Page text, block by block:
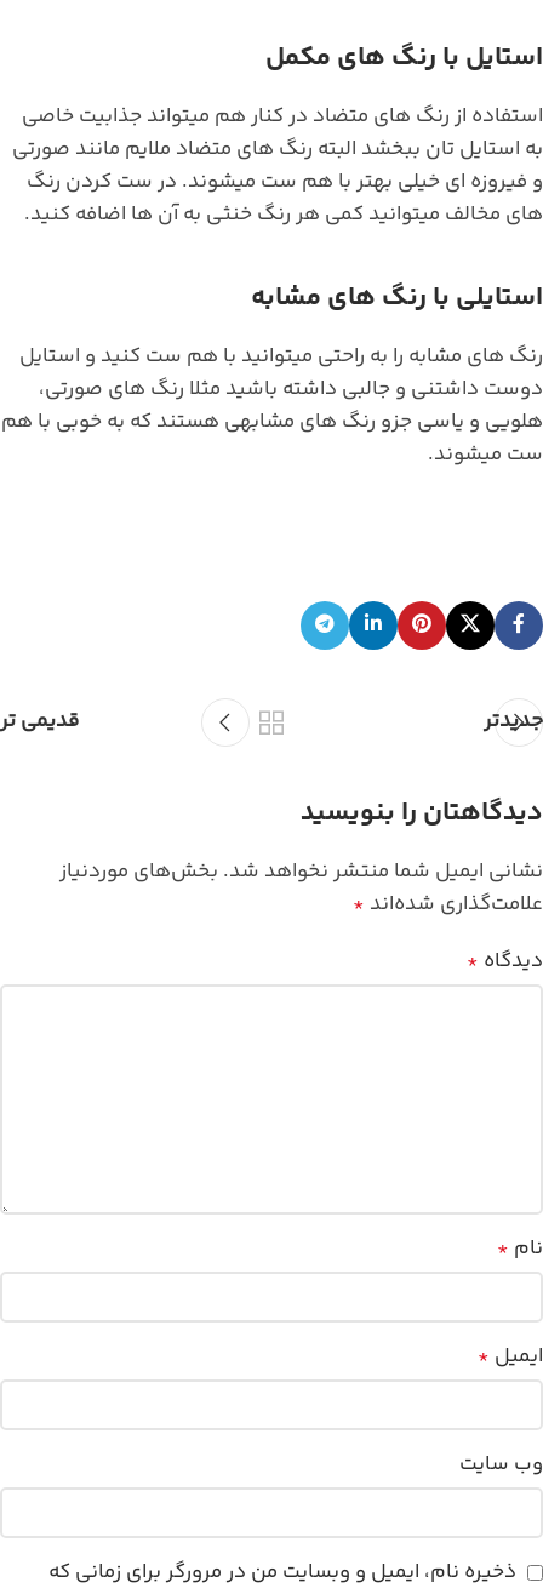
استایل با رنگ های مکمل
استفاده از رنگ های متضاد در کنار هم میتواند جذابیت خاصی
به استایل تان ببخشد البته رنگ های متضاد ملایم مانند صورتی
و فیروزه ای خیلی بهتر با هم ست میشوند. در ست کردن رنگ
های مخالف میتوانید کمی هر رنگ خنثی به آن ها اضافه کنید.
استایلی با رنگ های مشابه
رنگ های مشابه را به راحتی میتوانید با هم ست کنید و استایل
دوست داشتنی و جالبی داشته باشید مثلا رنگ های صورتی،
هلویی و یاسی جزو رنگ های مشابهی هستند که به خوبی با هم
ست میشوند.
جدیدتر قدیمی تر
دیدگاهتان را بنویسید
نشانی ایمیل شما منتشر نخواهد شد. بخش‌های موردنیاز
علامت‌گذاری شده‌اند *
دیدگاه *
نام *
ایمیل *
وب‌ سایت
ذخیره نام، ایمیل و وبسایت من در مرورگر برای زمانی که